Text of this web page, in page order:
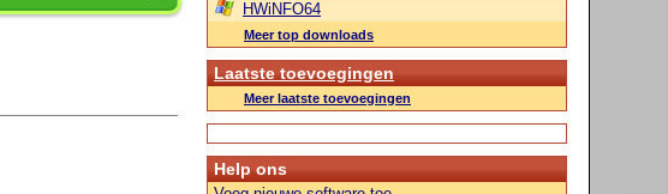
HWiNFO64
Meer top downloads
Laatste toevoegingen
Meer laatste toevoegingen
Help ons